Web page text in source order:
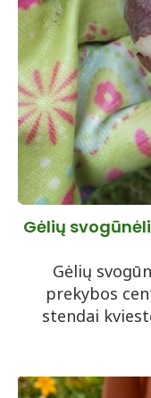
Gėlių
Gėlių
prekybos
stendai